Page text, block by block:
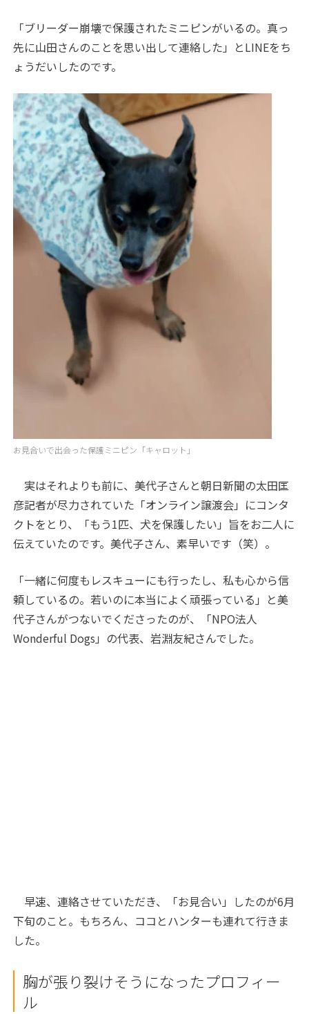
「ブリーダー崩壊で保護されたミニピンがいるの。真っ
先に山田さんのことを思い出して連絡した」とLINEをち
ょうだいしたのです。
お見合いで出会った保護ミニピン「キャロット」
実はそれよりも前に、美代子さんと朝日新聞の太田匡
彦記者が尽力されていた「オンライン譲渡会」にコンタ
クトをとり、「もう1匹、犬を保護したい」旨をお二人に
伝えていたのです。美代子さん、素早いです（笑）。
「一緒に何度もレスキューにも行ったし、私も心から信
頼しているの。若いのに本当によく頑張っている」と美
代子さんがつないでくださったのが、「NPO法人
Wonderful Dogs 」の代表、岩淵友紀さんでした。
早速、連絡させていただき、「お見合い」したのが6月
下旬のこと。もちろん、ココとハンターも連れて行きま
した。
胸が張り裂けそうになったプロフィー
ル